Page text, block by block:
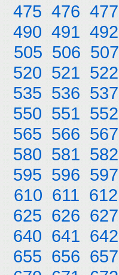
475 476 477
490 491 492
505 506 507
520 521 522
535 536 537
550 551 552
565 566 567
580 581 582
595 596 597
610 611 612
625 626 627
640 641 642
655 656 657